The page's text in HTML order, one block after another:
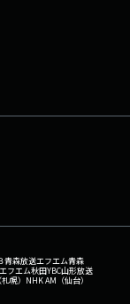
青森放送エフエム青森
エフエム秋田YBC山形放送
幌） NHK AM（仙台）